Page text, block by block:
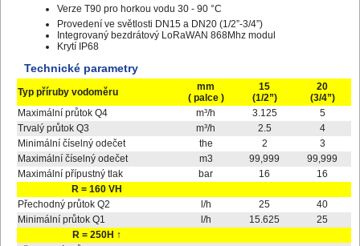
Verze T90 pro horkou vodu 30 - 90 °C
Provedení ve světlosti DN15 a DN20 (1/2”-3/4”)
Integrovaný bezdrátový LoRaWAN 868Mhz modul
Krytí IP68
Technické parametry
Typ příruby vodoměru
mm
( palce )
15
(1/2”)
20
(3/4”)
Maximální průtok Q4
m³/h 3.125
5
Trvalý průtok Q3
m³/h 2.5
4
Minimální číselný odečet
the 2
3
Maximální číselný odečet
m3 99,999
99,999
Maximální přípustný tlak
bar 16
16
R = 160 VH
Přechodný průtok Q2
l/h 25
40
Minimální průtok Q1
l/h 15.625
25
R = 250H ↑